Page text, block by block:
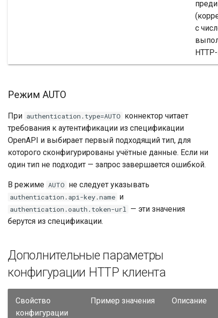
с
Режим AUTO
При authentication.type=AUTO коннектор читает
требования к аутентификации из спецификации
OpenAPI и выбирает первый подходящий тип, для
которого сконфигурированы учётные данные. Если ни
один тип не подходит — запрос завершается ошибкой.
В режиме AUTO не следует указывать
authentication.api-key.name и
authentication.oauth.token-url — эти значения
берутся из спецификации.
Дополнительные параметры
конфигурации HTTP клиента
Свойство
конфигурации
Пример значения Описание